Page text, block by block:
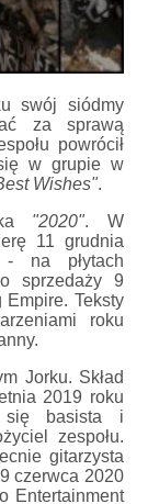
swój siódmy
za sprawą
powrócił
w grupie w
Wishes".
"2020". W
11 grudnia
na płytach
sprzedaży 9
Teksty
roku
Jorku. Skład
2019 roku
się basista i
zespołu.
gitarzysta
czerwca 2020
Entertainment